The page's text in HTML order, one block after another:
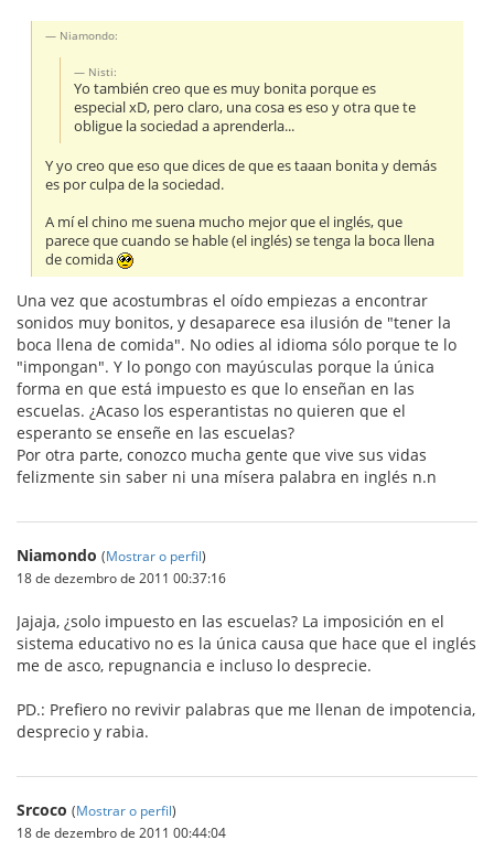
Niamondo:
Nisti:
Yo también creo que es muy bonita porque es
especial xD, pero claro, una cosa es eso y otra que te
obligue la sociedad a aprenderla...
Y yo creo que eso que dices de que es taaan bonita y demás
es por culpa de la sociedad.
A mí el chino me suena mucho mejor que el inglés, que
parece que cuando se hable (el inglés) se tenga la boca llena
de comida
Una vez que acostumbras el oído empiezas a encontrar
sonidos muy bonitos, y desaparece esa ilusión de "tener la
boca llena de comida". No odies al idioma sólo porque te lo
"impongan". Y lo pongo con mayúsculas porque la única
forma en que está impuesto es que lo enseñan en las
escuelas. ¿Acaso los esperantistas no quieren que el
esperanto se enseñe en las escuelas?
Por otra parte, conozco mucha gente que vive sus vidas
felizmente sin saber ni una mísera palabra en inglés n.n
Niamondo (Mostrar o perfil)
18 de dezembro de 2011 00:37:16
Jajaja, ¿solo impuesto en las escuelas? La imposición en el
sistema educativo no es la única causa que hace que el inglés
me de asco, repugnancia e incluso lo desprecie.
PD.: Prefiero no revivir palabras que me llenan de impotencia,
desprecio y rabia.
Srcoco (Mostrar o perfil)
18 de dezembro de 2011 00:44:04